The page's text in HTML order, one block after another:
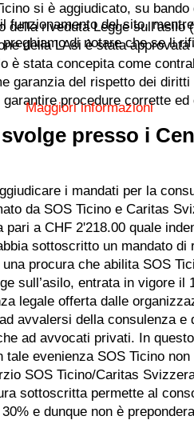
si è aggiudicato, su
riveduta Legge sull’asilo
della LAsi è stata
è stata concepita come
garanzia del rispetto dei
procedure corrette ed
presso i
i mandati per la
da SOS Ticino e Caritas
a CHF 2'218.00 quale
sottoscritto un mandato di
procura che abilita SOS
sull’asilo, entrata in vigore il
legale offerta dalle
avvalersi della consulenza e
ad avvocati privati. In
evenienza SOS Ticino
SOS Ticino/Caritas
sottoscritta permette al
e dunque non è
del sito,
di notare che se li
Maggiori informazioni